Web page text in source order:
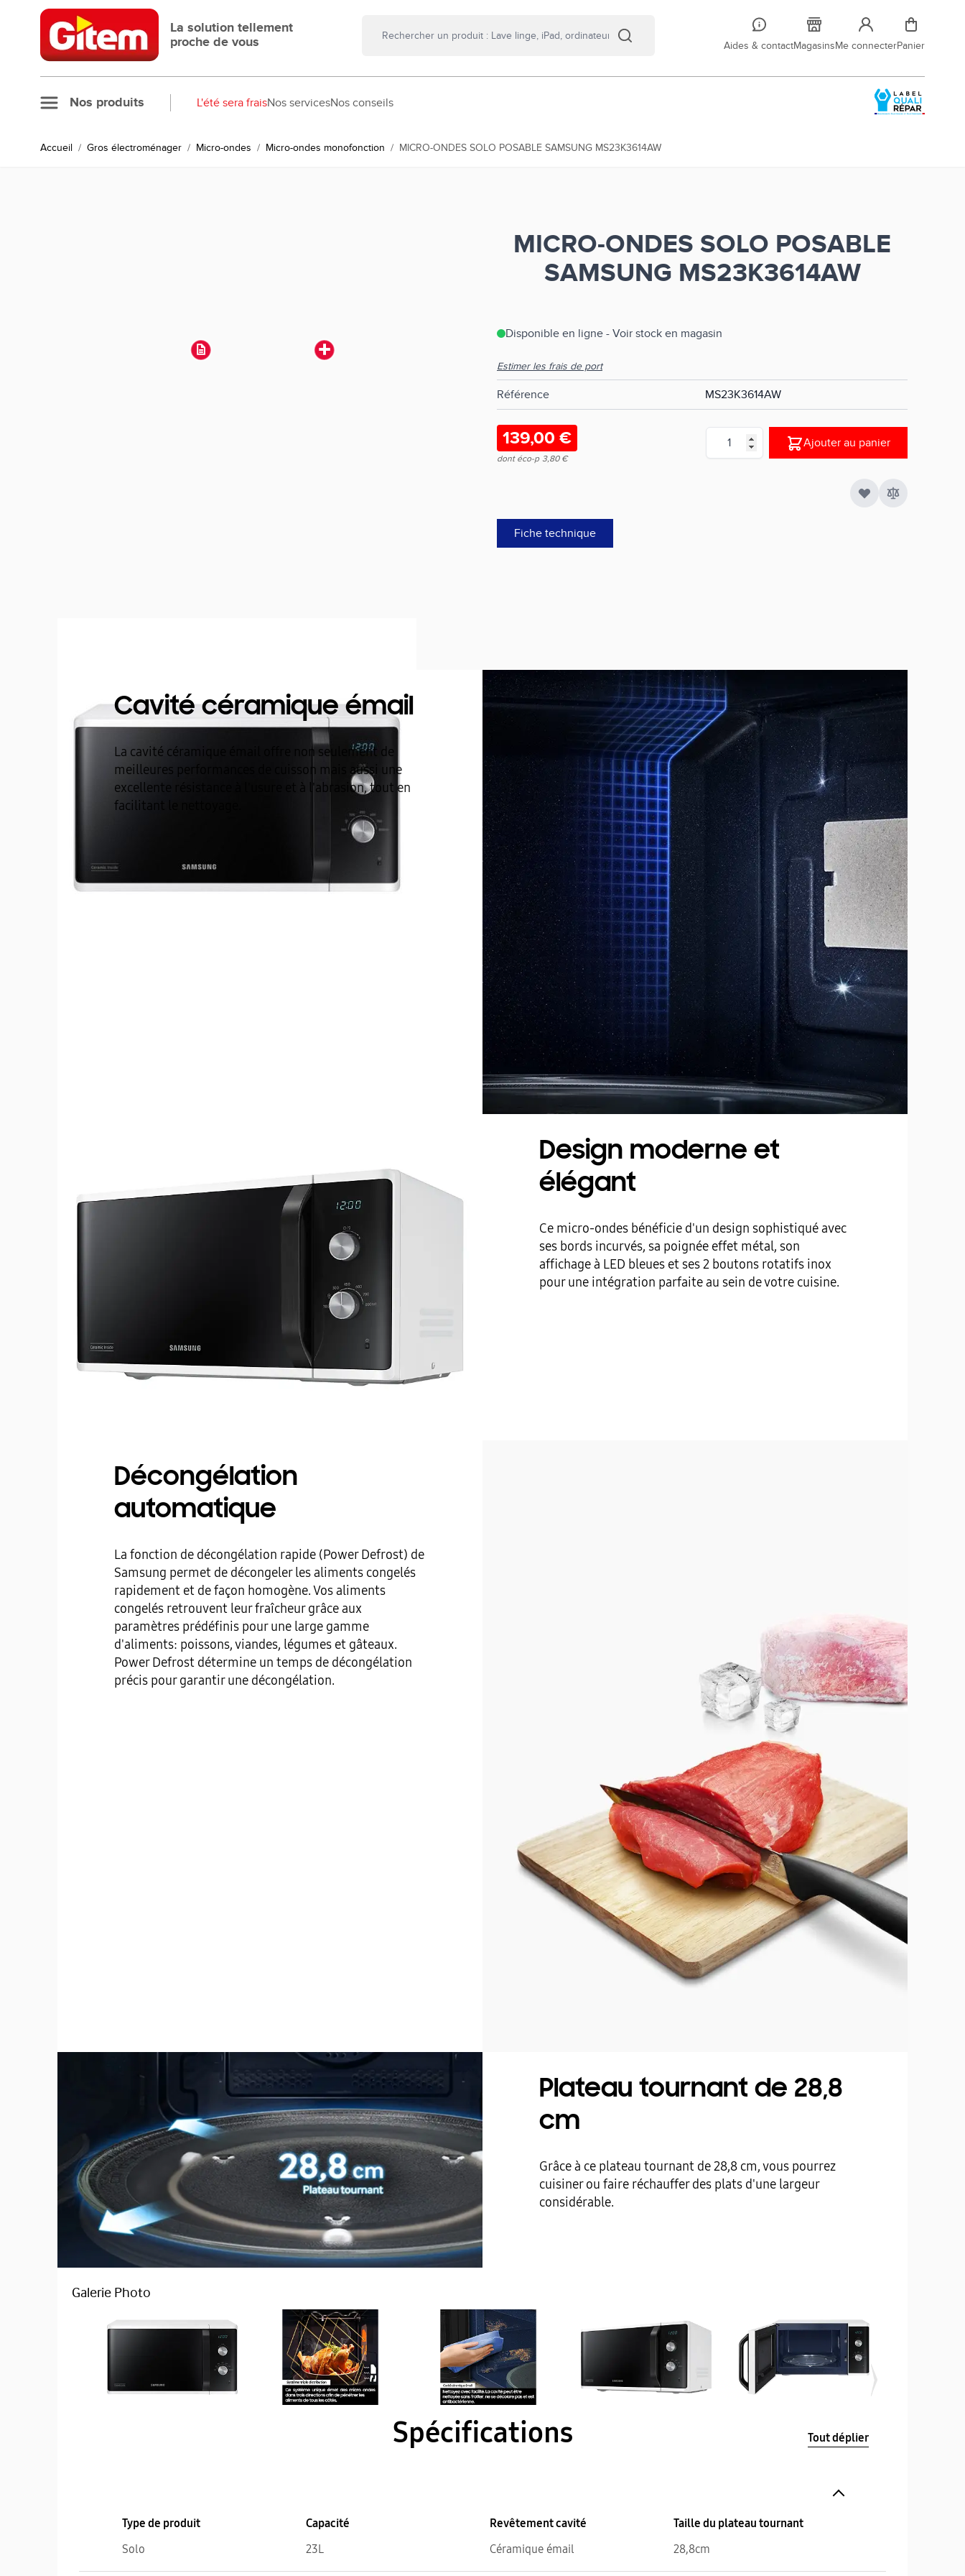
Allez au contenu
La solution tellement
proche de vous
Aides & contactMagasinsMe connecterPanier
Nos produits L'été sera fraisNos servicesNos conseils
Accueil / Gros électroménager / Micro-ondes / Micro-ondes monofonction / MICRO-ONDES SOLO POSABLE SAMSUNG MS23K3614AW
MICRO-ONDES SOLO POSABLE
SAMSUNG MS23K3614AW
Disponible en ligne - Voir stock en magasin
Estimer les frais de port
Référence MS23K3614AW
139,00 €
dont éco-p 3,80 €
Quantité
Ajouter au panier
Fiche technique
Cavité céramique émail
La cavité céramique émail offre non seulement de
meilleures performances de cuisson mais aussi une
excellente résistance à l'usure et à l'abrasion, tout en
facilitant le nettoyage.
Design moderne et
élégant
Ce micro-ondes bénéficie d'un design sophistiqué avec
ses bords incurvés, sa poignée effet métal, son
affichage à LED bleues et ses 2 boutons rotatifs inox
pour une intégration parfaite au sein de votre cuisine.
Décongélation
automatique
La fonction de décongélation rapide (Power Defrost) de
Samsung permet de décongeler les aliments congelés
rapidement et de façon homogène. Vos aliments
congelés retrouvent leur fraîcheur grâce aux
paramètres prédéfinis pour une large gamme
d'aliments: poissons, viandes, légumes et gâteaux.
Power Defrost détermine un temps de décongélation
précis pour garantir une décongélation.
Plateau tournant de 28,8
cm
Grâce à ce plateau tournant de 28,8 cm, vous pourrez
cuisiner ou faire réchauffer des plats d'une largeur
considérable.
Galerie Photo
Spécifications Tout déplier
Type de produit
Solo
Capacité
23L
Revêtement cavité
Céramique émail
Taille du plateau tournant
28,8cm